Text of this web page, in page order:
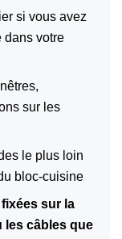
si vous avez
dans votre
sur les
le plus loin
bloc-cuisine
sur la
les câbles que